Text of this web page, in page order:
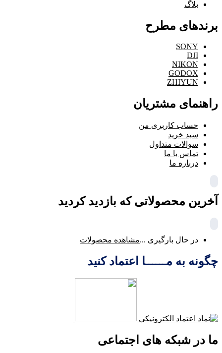
بلاگ
برندهای مطرح
SONY
DJI
NIKON
GODOX
ZHIYUN
راهنمای مشتریان
حساب کاربری من
سبد خرید
سوالات متداول
تماس با ما
درباره ما
آخرین محصولاتی که بازدید کردید
در حال بارگیری ...مشاهده محصولات
چگونه به مــــــا اعتماد کنید
ما در شبکه های اجتماعی